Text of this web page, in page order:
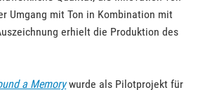
Umgang mit Ton in Kombination mit
erhielt die Produktion des
a Memorywurde als Pilotprojekt für